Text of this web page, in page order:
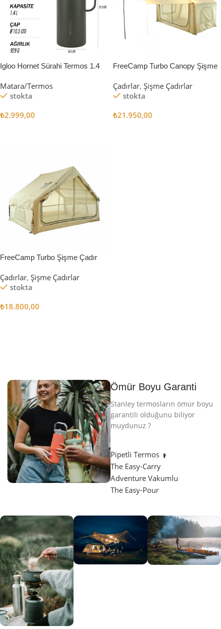
Igloo Hornet Sürahi Termos 1.4
Matara/Termos
stokta
₺2.999,00
FreeCamp Turbo Canopy Şişme
Çadırlar, Şişme Çadırlar
stokta
₺21.950,00
FreeCamp Turbo Şişme Çadır
Çadırlar, Şişme Çadırlar
stokta
₺18.800,00
Ömür Boyu Garanti
Stanley termosların ömür boyu
garantili olduğunu biliyor
muydunuz ?
Pipetli Termos
The Easy-Carry
Adventure Vakumlu
The Easy-Pour